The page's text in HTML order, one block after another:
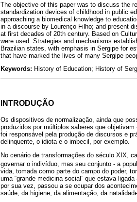
The objective of this paper was to discuss the
standardization devices of childhood in public
approaching a biomedical knowledge to
in a discourse by Lourenço Filho; and present
at first decades of 20th century. Based on
were used. Strategies and mechanisms
Brazilian states, with emphasis in Sergipe for
that have marked the lives of many Sergipe
Keywords: History of Education; History of
INTRODUÇÃO
Os dispositivos de normalização, ainda que
produzidos por múltiplos saberes que
foi responsável pela produção de discursos e
delinquente, o idiota e o imbecil, por exemplo.
No cenário de transformações do século XIX,
governar o indivíduo, mas seu conjunto - a
vida, tomada como parte do campo do poder,
uma “grande medicina social” que estava
por sua vez, passou a se ocupar dos
saúde, da higiene, da alimentação, da